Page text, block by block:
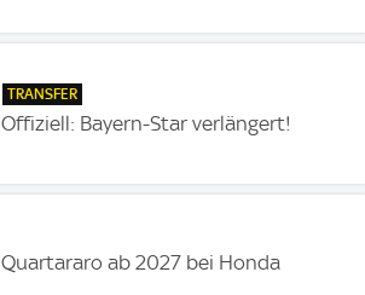
TRANSFER
Offiziell: Bayern-Star verlängert!
Quartararo ab 2027 bei Honda